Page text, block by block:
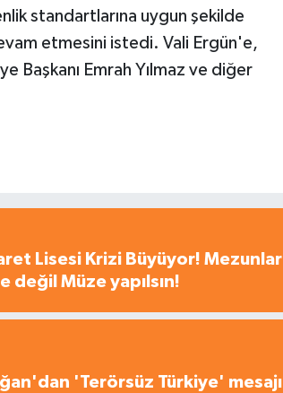
standartlarına uygun şekilde
etmesini istedi. Vali Ergün'e,
Başkanı Emrah Yılmaz ve diğer
Lisesi Krizi Büyüyor! Mezunlar
değil Müze yapılsın!
'Terörsüz Türkiye' mesajı